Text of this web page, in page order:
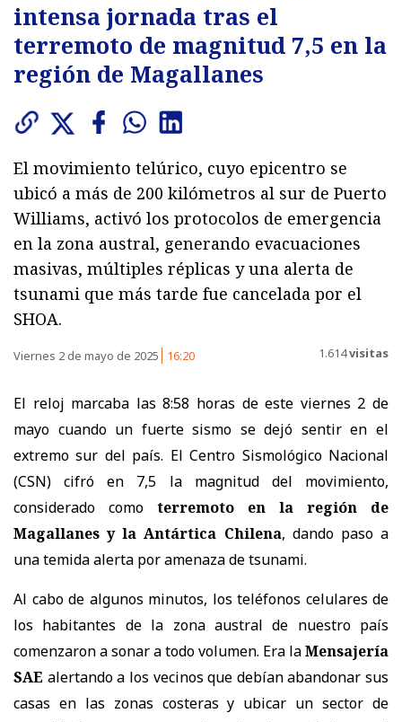
intensa jornada tras el
terremoto de magnitud 7,5 en la
región de Magallanes
El movimiento telúrico, cuyo epicentro se
ubicó a más de 200 kilómetros al sur de Puerto
Williams, activó los protocolos de emergencia
en la zona austral, generando evacuaciones
masivas, múltiples réplicas y una alerta de
tsunami que más tarde fue cancelada por el
SHOA.
Viernes 2 de mayo de 2025 16:20 1.614visitas
El reloj marcaba las 8:58 horas de este viernes 2 de
mayo cuando un fuerte sismo se dejó sentir en el
extremo sur del país. El Centro Sismológico Nacional
(CSN) cifró en 7,5 la magnitud del movimiento,
considerado como terremoto en la región de
Magallanes y la Antártica Chilena, dando paso a
una temida alerta por amenaza de tsunami.
Al cabo de algunos minutos, los teléfonos celulares de
los habitantes de la zona austral de nuestro país
comenzaron a sonar a todo volumen. Era laMensajería
SAE alertando a los vecinos que debían abandonar sus
casas en las zonas costeras y ubicar un sector de